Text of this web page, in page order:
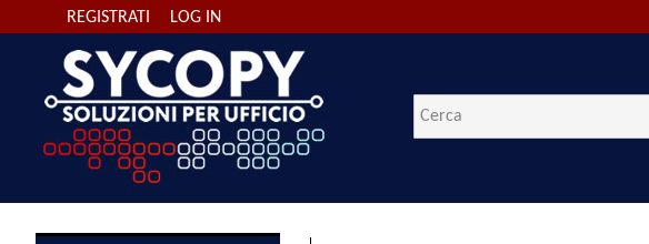
LOG IN
REGISTRATI